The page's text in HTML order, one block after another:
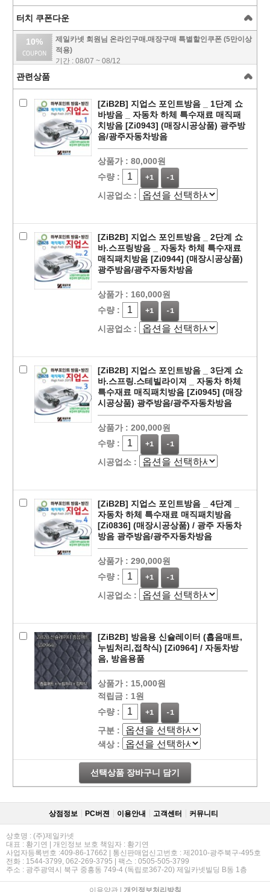
페이코 라이
PAYCO 바로
구매
터치 쿠폰다운
10%
제일카넷 회원님 온라인구매.매장구매 특별할인쿠폰 (5만이상
적용)
기간 : 08/07 ~ 08/12
관련상품
[ZiB2B] 지업스 포인트방음 _ 1단계 쇼
바방음 _ 자동차 하체 특수재료 매직패
치방음 [Zi0943] (매장시공상품) 광주방
음/광주자동차방음
상품가 : 80,000원
수량 :
+1 -1
시공업소 :
[ZiB2B] 지업스 포인트방음 _ 2단계 쇼
바.스프링방음 _ 자동차 하체 특수재료
매직패치방음 [Zi0944] (매장시공상품)
광주방음/광주자동차방음
상품가 : 160,000원
수량 :
+1 -1
시공업소 :
[ZiB2B] 지업스 포인트방음 _ 3단계 쇼
바.스프링.스테빌라이져 _ 자동차 하체
특수재료 매직패치방음 [Zi0945] (매장
시공상품) 광주방음/광주자동차방음
상품가 : 200,000원
수량 :
+1 -1
시공업소 :
[ZiB2B] 지업스 포인트방음 _ 4단계 _
자동차 하체 특수재료 매직패치방음
[Zi0836] (매장시공상품) / 광주 자동차
방음 광주방음/광주자동차방음
상품가 : 290,000원
수량 :
+1 -1
시공업소 :
[ZiB2B] 방음용 신슐레이터 (흡음매트,
누빔처리,접착식) [Zi0964] / 자동차방
음, 방음용품
상품가 : 15,000원
적립금 : 1원
수량 :
+1 -1
구분 :
색상 :
선택상품 장바구니 담기
상점정보 PC버젼 이용안내 고객센터 커뮤니티
상호명 : (주)제일카넷
대표 : 황기연 | 개인정보 보호 책임자 : 황기연
사업자등록번호 :409-86-17662 | 통신판매업신고번호 : 제2010-광주북구-495호
전화 : 1544-3799, 062-269-3795 | 팩스 : 0505-505-3799
주소 : 광주광역시 북구 중흥동 749-4 (독립로367-20) 제일카넷빌딩 B동 1층
이용약관| 개인정보처리방침